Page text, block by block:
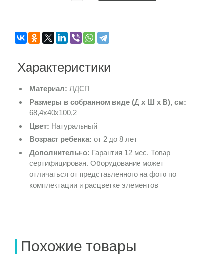
Характеристики
Материал: ЛДСП
Размеры в собранном виде (Д х Ш х В), см:
68,4х40х100,2
Цвет: Натуральный
Возраст ребенка: от 2 до 8 лет
Дополнительно: Гарантия 12 мес. Товар
сертифицирован. Оборудование может
отличаться от представленного на фото по
комплектации и расцветке элементов
Похожие товары